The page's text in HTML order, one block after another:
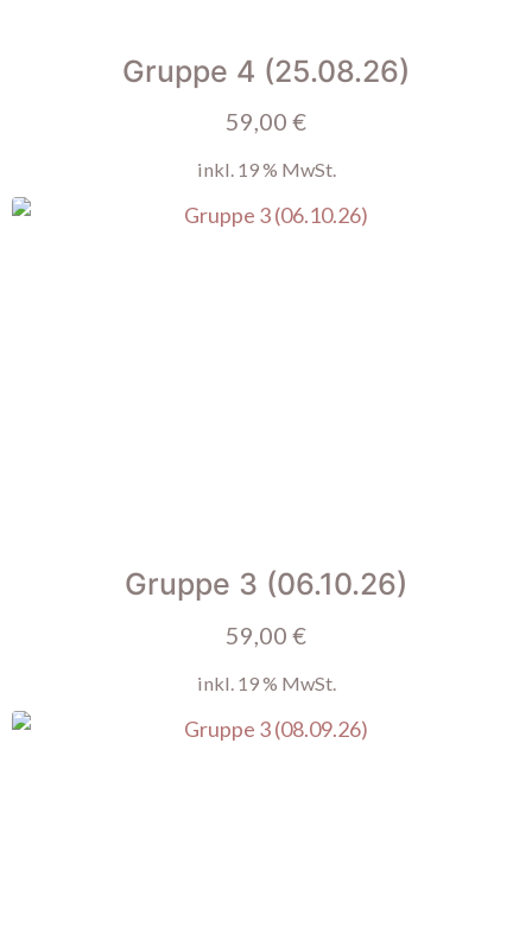
Gruppe 4 (25.08.26)
59,00 €
inkl. 19 % MwSt.
Gruppe 3 (06.10.26)
59,00 €
inkl. 19 % MwSt.